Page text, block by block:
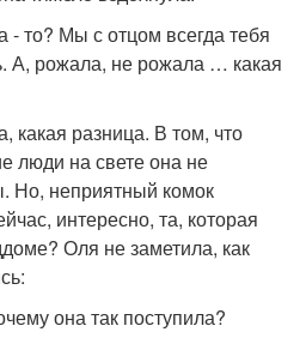
- то? Мы с отцом всегда тебя
А, рожала, не рожала … какая
какая разница. В том, что
люди на свете она не
Но, неприятный комок
интересно, та, которая
Оля не заметила, как
она так поступила?